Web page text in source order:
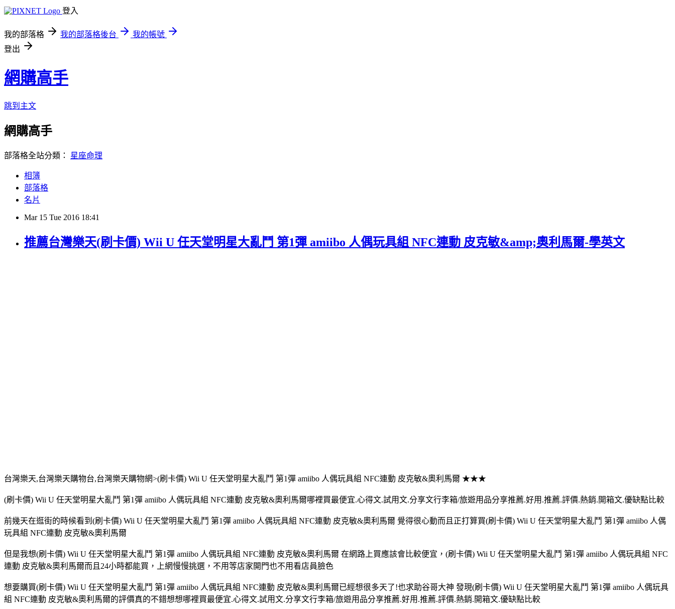
登入
我的部落格 我的部落格後台
我的帳號
登出
網購高手
跳到主文
網購高手
部落格全站分類： 星座命理
相簿
部落格
名片
Mar 15 Tue 2016 18:41
推薦台灣樂天(刷卡價) Wii U 任天堂明星大亂鬥 第1彈 amiibo 人偶玩具組 NFC連動 皮克敏&amp;奧利馬爾-學英文
台灣樂天,台灣樂天購物台,台灣樂天購物網>(刷卡價) Wii U 任天堂明星大亂鬥 第1彈 amiibo 人偶玩具組 NFC連動 皮克敏&奧利馬爾 ★★★
(刷卡價) Wii U 任天堂明星大亂鬥 第1彈 amiibo 人偶玩具組 NFC連動 皮克敏&奧利馬爾哪裡買最便宜.心得文.試用文.分享文行李箱/旅遊用品分享推薦.好用.推薦.評價.熱銷.開箱文.優缺點比較
前幾天在逛街的時候看到(刷卡價) Wii U 任天堂明星大亂鬥 第1彈 amiibo 人偶玩具組 NFC連動 皮克敏&奧利馬爾 覺得很心動而且正打算買(刷卡價) Wii U 任天堂明星大亂鬥 第1彈 amiibo 人偶
玩具組 NFC連動 皮克敏&奧利馬爾
但是我想(刷卡價) Wii U 任天堂明星大亂鬥 第1彈 amiibo 人偶玩具組 NFC連動 皮克敏&奧利馬爾 在網路上買應該會比較便宜，(刷卡價) Wii U 任天堂明星大亂鬥 第1彈 amiibo 人偶玩具組 NFC
連動 皮克敏&奧利馬爾而且24小時都能買，上網慢慢挑選，不用等店家開門也不用看店員臉色
想要購買(刷卡價) Wii U 任天堂明星大亂鬥 第1彈 amiibo 人偶玩具組 NFC連動 皮克敏&奧利馬爾已經想很多天了!也求助谷哥大神 發現(刷卡價) Wii U 任天堂明星大亂鬥 第1彈 amiibo 人偶玩具
組 NFC連動 皮克敏&奧利馬爾的評價真的不錯想想哪裡買最便宜.心得文.試用文.分享文行李箱/旅遊用品分享推薦.好用.推薦.評價.熱銷.開箱文.優缺點比較